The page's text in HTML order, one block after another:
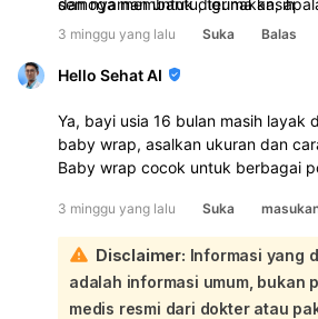
yang sudah bisa berjalan biasanya
3 minggu yang lalu Suka Balas
Hello Sehat AI
Ya, bayi usia 16 bulan masih layak
baby wrap, asalkan ukuran dan
Baby wrap cocok untuk berbagai
termasuk memungkinkan:
Pastikan gendongan dipasang
terlihat, dekat untuk dicium, dagu
dada, dan punggung tersangga
lebih besar atau lebih aktif,
3 minggu yang lalu Suka
Disclaimer: Informasi yang
adalah informasi umum, bukan
medis resmi dari dokter atau